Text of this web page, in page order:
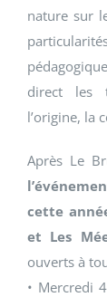
nature sur
direct les
l’origine, la
Après Le
cette
et Les
ouverts à
• Mercredi